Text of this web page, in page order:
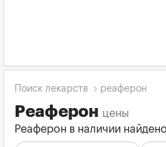
Поиск лекарств реаферон
Реаферон цены
Реаферон в наличии